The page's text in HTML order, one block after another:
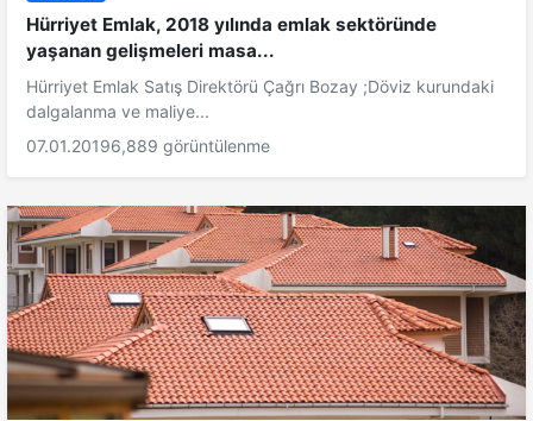
Hürriyet Emlak, 2018 yılında emlak sektöründe
yaşanan gelişmeleri masa...
Hürriyet Emlak Satış Direktörü Çağrı Bozay ;Döviz kurundaki
dalgalanma ve maliye...
07.01.20196,889 görüntülenme